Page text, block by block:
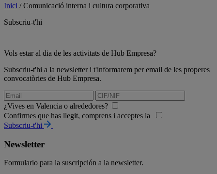
Inici /Comunicació interna i cultura corporativa
Subscriu-t'hi
Vols estar al dia de les activitats de Hub Empresa?
Subscriu-t'hi a la newsletter i t'informarem per email de les properes
convocatòries de Hub Empresa.
¿Vives en Valencia o alrededores?
Confirmes que has llegit, comprens i acceptes la
Subscriu-t'hi
Newsletter
Formulario para la suscripción a la newsletter.